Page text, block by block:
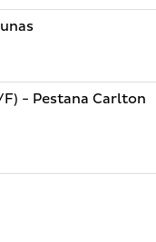
- Pestana Carlton